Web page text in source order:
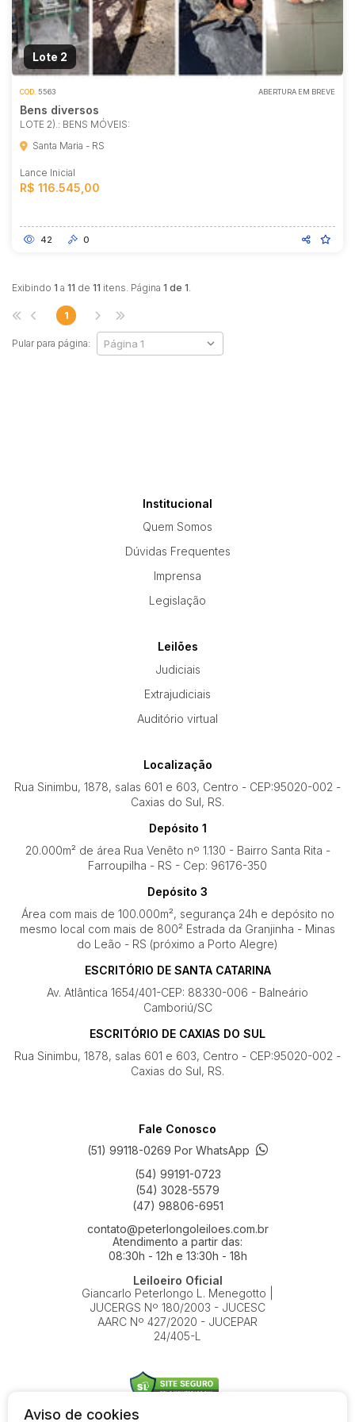
Lote 2
COD. 5563 ABERTURA EM BREVE
Bens diversos
LOTE 2).: BENS MÓVEIS:
Santa Maria - RS
Lance Inicial
R$ 116.545,00
42 0
Exibindo 1 a 11 de 11 itens. Página 1 de 1.
Pular para página:
1
Institucional
Quem Somos
Dúvidas Frequentes
Imprensa
Legislação
Leilões
Judiciais
Extrajudiciais
Auditório virtual
Localização
Rua Sinimbu, 1878, salas 601 e 603, Centro - CEP:95020-002 -
Caxias do Sul, RS.
Depósito 1
20.000m² de área Rua Venêto nº 1.130 - Bairro Santa Rita -
Farroupilha - RS - Cep: 96176-350
Depósito 3
Área com mais de 100.000m², segurança 24h e depósito no
mesmo local com mais de 800² Estrada da Granjinha - Minas
do Leão - RS (próximo a Porto Alegre)
ESCRITÓRIO DE SANTA CATARINA
Av. Atlântica 1654/401-CEP: 88330-006 - Balneário
Camboriú/SC
ESCRITÓRIO DE CAXIAS DO SUL
Rua Sinimbu, 1878, salas 601 e 603, Centro - CEP:95020-002 -
Caxias do Sul, RS.
Fale Conosco
(51) 99118-0269 Por WhatsApp
(54) 99191-0723
(54) 3028-5579
(47) 98806-6951
contato@peterlongoleiloes.com.br
Atendimento a partir das:
08:30h - 12h e 13:30h - 18h
Leiloeiro Oficial
Giancarlo Peterlongo L. Menegotto |
JUCERGS Nº 180/2003 - JUCESC
AARC Nº 427/2020 - JUCEPAR
24/405-L
Aviso de cookies